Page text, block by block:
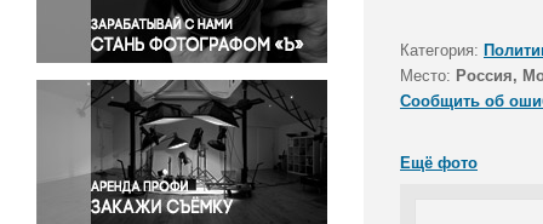
Происшествия и конфликты
Религия
Светская жизнь
Спорт
Экология
Экономика и бизнес
Категория:
Место: Россия,
Сообщить об
Ещё фото